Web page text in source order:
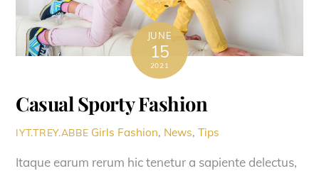
JUNE
15
2021
Casual Sporty Fashion
IYT.TREY.ABBE Girls Fashion, News,Tips
Itaque earum rerum hic tenetur a sapiente delectus,